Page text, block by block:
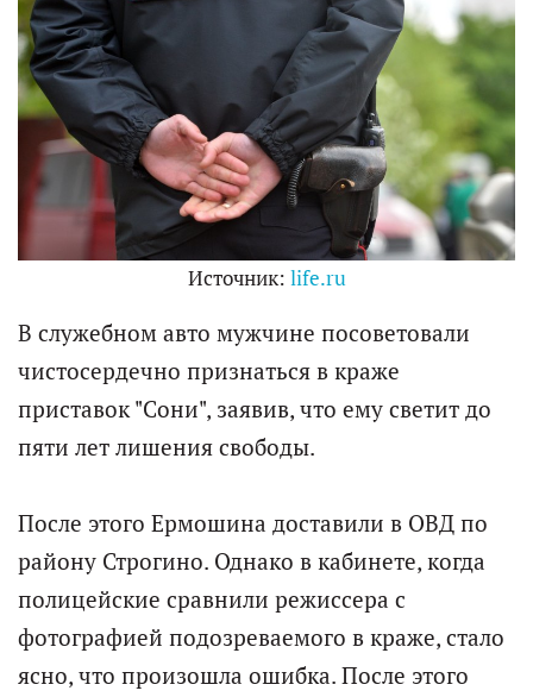
Источник: life.ru
В служебном авто мужчине посоветовали
чистосердечно признаться в краже
приставок "Сони", заявив, что ему светит до
пяти лет лишения свободы.
После этого Ермошина доставили в ОВД по
району Строгино. Однако в кабинете, когда
полицейские сравнили режиссера с
фотографией подозреваемого в краже, стало
ясно, что произошла ошибка. После этого